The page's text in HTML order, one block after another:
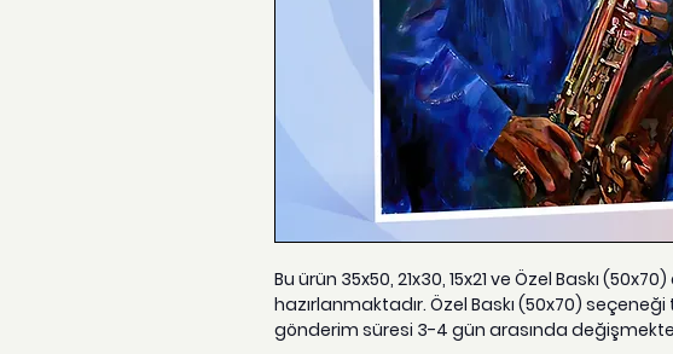
Bu ürün 35x50, 21x30, 15x21 ve Özel Baskı
hazırlanmaktadır. Özel Baskı (50x70)
gönderim süresi 3-4 gün arasında